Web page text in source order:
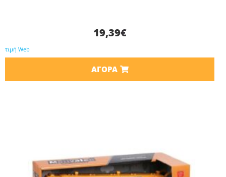
19,39€
τιμή Web
ΑΓΟΡΆ